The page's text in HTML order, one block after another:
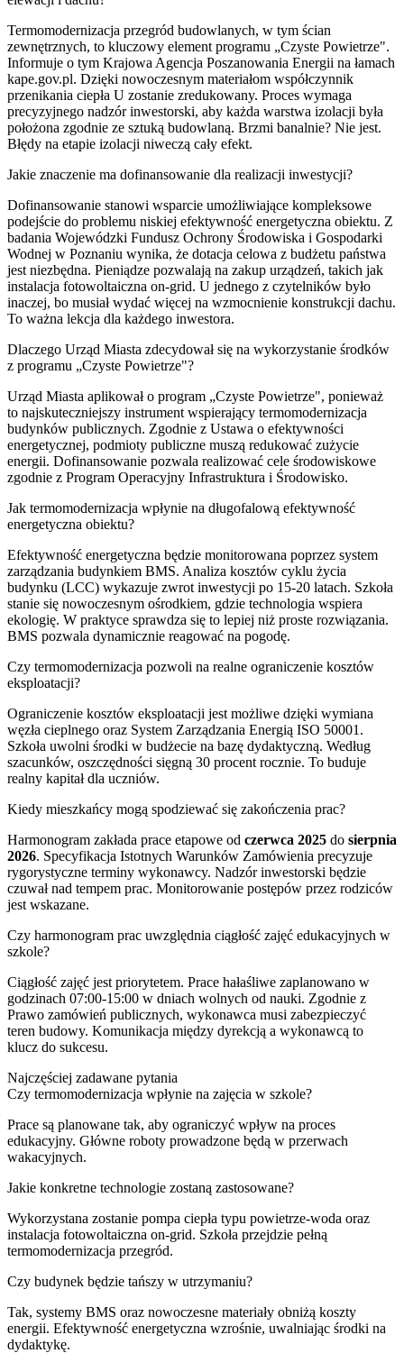
Termomodernizacja przegród budowlanych, w tym ścian
zewnętrznych, to kluczowy element programu „Czyste Powietrze".
Informuje o tym Krajowa Agencja Poszanowania Energii na łamach
kape.gov.pl. Dzięki nowoczesnym materiałom współczynnik
przenikania ciepła U zostanie zredukowany. Proces wymaga
precyzyjnego nadzór inwestorski, aby każda warstwa izolacji była
położona zgodnie ze sztuką budowlaną. Brzmi banalnie? Nie jest.
Błędy na etapie izolacji niweczą cały efekt.
Jakie znaczenie ma dofinansowanie dla realizacji inwestycji?
Dofinansowanie stanowi wsparcie umożliwiające kompleksowe
podejście do problemu niskiej efektywność energetyczna obiektu. Z
badania Wojewódzki Fundusz Ochrony Środowiska i Gospodarki
Wodnej w Poznaniu wynika, że dotacja celowa z budżetu państwa
jest niezbędna. Pieniądze pozwalają na zakup urządzeń, takich jak
instalacja fotowoltaiczna on-grid. U jednego z czytelników było
inaczej, bo musiał wydać więcej na wzmocnienie konstrukcji dachu.
To ważna lekcja dla każdego inwestora.
Dlaczego Urząd Miasta zdecydował się na wykorzystanie środków
z programu „Czyste Powietrze"?
Urząd Miasta aplikował o program „Czyste Powietrze", ponieważ
to najskuteczniejszy instrument wspierający termomodernizacja
budynków publicznych. Zgodnie z Ustawa o efektywności
energetycznej, podmioty publiczne muszą redukować zużycie
energii. Dofinansowanie pozwala realizować cele środowiskowe
zgodnie z Program Operacyjny Infrastruktura i Środowisko.
Jak termomodernizacja wpłynie na długofalową efektywność
energetyczna obiektu?
Efektywność energetyczna będzie monitorowana poprzez system
zarządzania budynkiem BMS. Analiza kosztów cyklu życia
budynku (LCC) wykazuje zwrot inwestycji po 15-20 latach. Szkoła
stanie się nowoczesnym ośrodkiem, gdzie technologia wspiera
ekologię. W praktyce sprawdza się to lepiej niż proste rozwiązania.
BMS pozwala dynamicznie reagować na pogodę.
Czy termomodernizacja pozwoli na realne ograniczenie kosztów
eksploatacji?
Ograniczenie kosztów eksploatacji jest możliwe dzięki wymiana
węzła cieplnego oraz System Zarządzania Energią ISO 50001.
Szkoła uwolni środki w budżecie na bazę dydaktyczną. Według
szacunków, oszczędności sięgną 30 procent rocznie. To buduje
realny kapitał dla uczniów.
Kiedy mieszkańcy mogą spodziewać się zakończenia prac?
Harmonogram zakłada prace etapowe od czerwca 2025 do sierpnia
2026. Specyfikacja Istotnych Warunków Zamówienia precyzuje
rygorystyczne terminy wykonawcy. Nadzór inwestorski będzie
czuwał nad tempem prac. Monitorowanie postępów przez rodziców
jest wskazane.
Czy harmonogram prac uwzględnia ciągłość zajęć edukacyjnych w
szkole?
Ciągłość zajęć jest priorytetem. Prace hałaśliwe zaplanowano w
godzinach 07:00-15:00 w dniach wolnych od nauki. Zgodnie z
Prawo zamówień publicznych, wykonawca musi zabezpieczyć
teren budowy. Komunikacja między dyrekcją a wykonawcą to
klucz do sukcesu.
Najczęściej zadawane pytania
Czy termomodernizacja wpłynie na zajęcia w szkole?
Prace są planowane tak, aby ograniczyć wpływ na proces
edukacyjny. Główne roboty prowadzone będą w przerwach
wakacyjnych.
Jakie konkretne technologie zostaną zastosowane?
Wykorzystana zostanie pompa ciepła typu powietrze-woda oraz
instalacja fotowoltaiczna on-grid. Szkoła przejdzie pełną
termomodernizacja przegród.
Czy budynek będzie tańszy w utrzymaniu?
Tak, systemy BMS oraz nowoczesne materiały obniżą koszty
energii. Efektywność energetyczna wzrośnie, uwalniając środki na
dydaktykę.